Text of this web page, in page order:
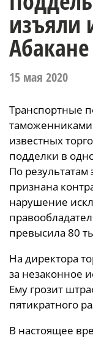
изъяли
Абакане
15 мая 2020
Транспортные
таможенниками
известных
подделки в
По результатам
признана
нарушение
превысила 80
На директора
за незаконное
Ему грозит
пятикратного
В настоящее